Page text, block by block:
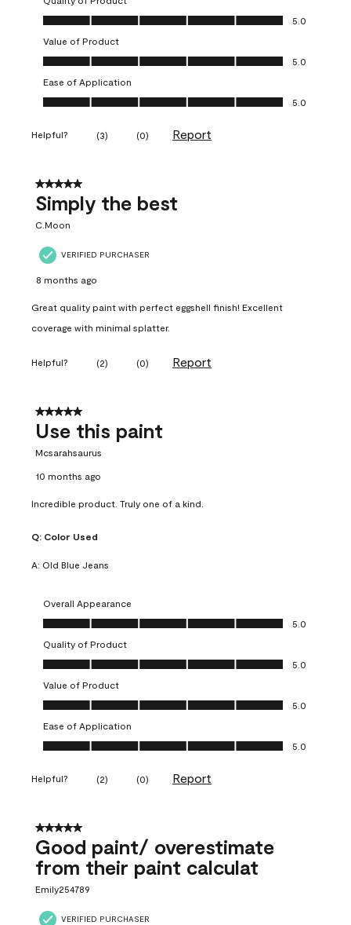
Quality of Product, 5.0 out of 5
5.0
Value of Product
Value of Product, 5.0 out of 5
5.0
Ease of Application
Ease of Application, 5.0 out of 5
5.0
Helpful? (3) (0) Report
5 out of 5 stars.
Simply the best
C.Moon
VERIFIED PURCHASER
8 months ago
Great quality paint with perfect eggshell finish! Excellent
coverage with minimal splatter.
Helpful? (2) (0) Report
5 out of 5 stars.
Use this paint
Mcsarahsaurus
10 months ago
Incredible product. Truly one of a kind.
Q: Color Used
A: Old Blue Jeans
Overall Appearance
Overall Appearance, 5.0 out of 5
5.0
Quality of Product
Quality of Product, 5.0 out of 5
5.0
Value of Product
Value of Product, 5.0 out of 5
5.0
Ease of Application
Ease of Application, 5.0 out of 5
5.0
Helpful? (2) (0) Report
5 out of 5 stars.
Good paint/ overestimate
from their paint calculat
Emily254789
VERIFIED PURCHASER